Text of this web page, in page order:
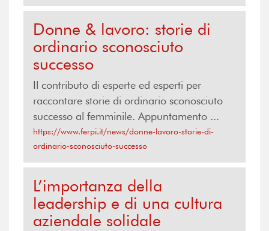
Donne & lavoro: storie di
ordinario sconosciuto
successo
Il contributo di esperte ed esperti per
raccontare storie di ordinario sconosciuto
successo al femminile. Appuntamento ...
https://www.ferpi.it/news/donne-lavoro-storie-di-
ordinario-sconosciuto-successo
L’importanza della
leadership e di una cultura
aziendale solidale